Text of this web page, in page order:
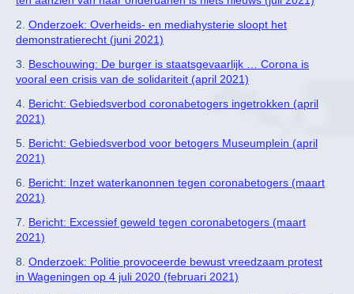
2. Onderzoek: Overheids- en mediahysterie sloopt het
demonstratierecht (juni 2021)
3. Beschouwing: De burger is staatsgevaarlijk … Corona is
vooral een crisis van de solidariteit (april 2021)
4. Bericht: Gebiedsverbod coronabetogers ingetrokken (april
2021)
5. Bericht: Gebiedsverbod voor betogers Museumplein (april
2021)
6. Bericht: Inzet waterkanonnen tegen coronabetogers (maart
2021)
7. Bericht: Excessief geweld tegen coronabetogers (maart
2021)
8. Onderzoek: Politie provoceerde bewust vreedzaam protest
in Wageningen op 4 juli 2020 (februari 2021)